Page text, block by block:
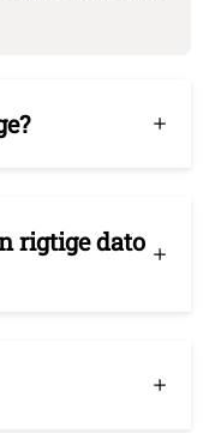
rigtige dato